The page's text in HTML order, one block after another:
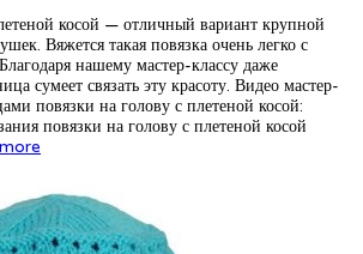
косой — отличный вариант крупной
Вяжется такая повязка очень легко с
нашему мастер-классу даже
сумеет связать эту красоту. Видео мастер-
повязки на голову с плетеной косой:
повязки на голову с плетеной косой